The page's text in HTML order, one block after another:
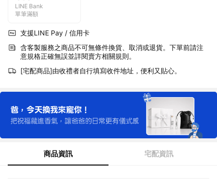
LINE Bank
單筆滿額
支援LINE Pay / 信用卡
含客製服務之商品不可無條件換貨、取消或退貨。下單前請注
意規格正確無誤並詳閱賣方相關規則。
[宅配商品]由收禮者自行填寫收件地址，便利又貼心。
商品資訊 宅配資訊